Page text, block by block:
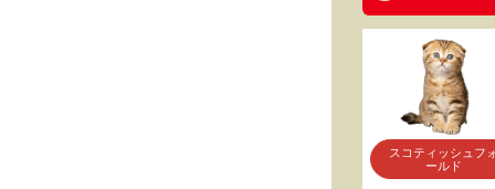
スコティッシュフ
ールド